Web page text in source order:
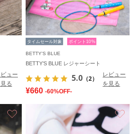
ュー
る
タイムセール対象 ポイント10%
BETTY'S BLUE
BETTY’S BLUE レジャーシート
5.0 （2）
レビュー
を見る
¥660 -60%OFF-